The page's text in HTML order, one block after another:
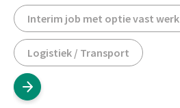
Interim job met optie vast werk
Logistiek / Transport